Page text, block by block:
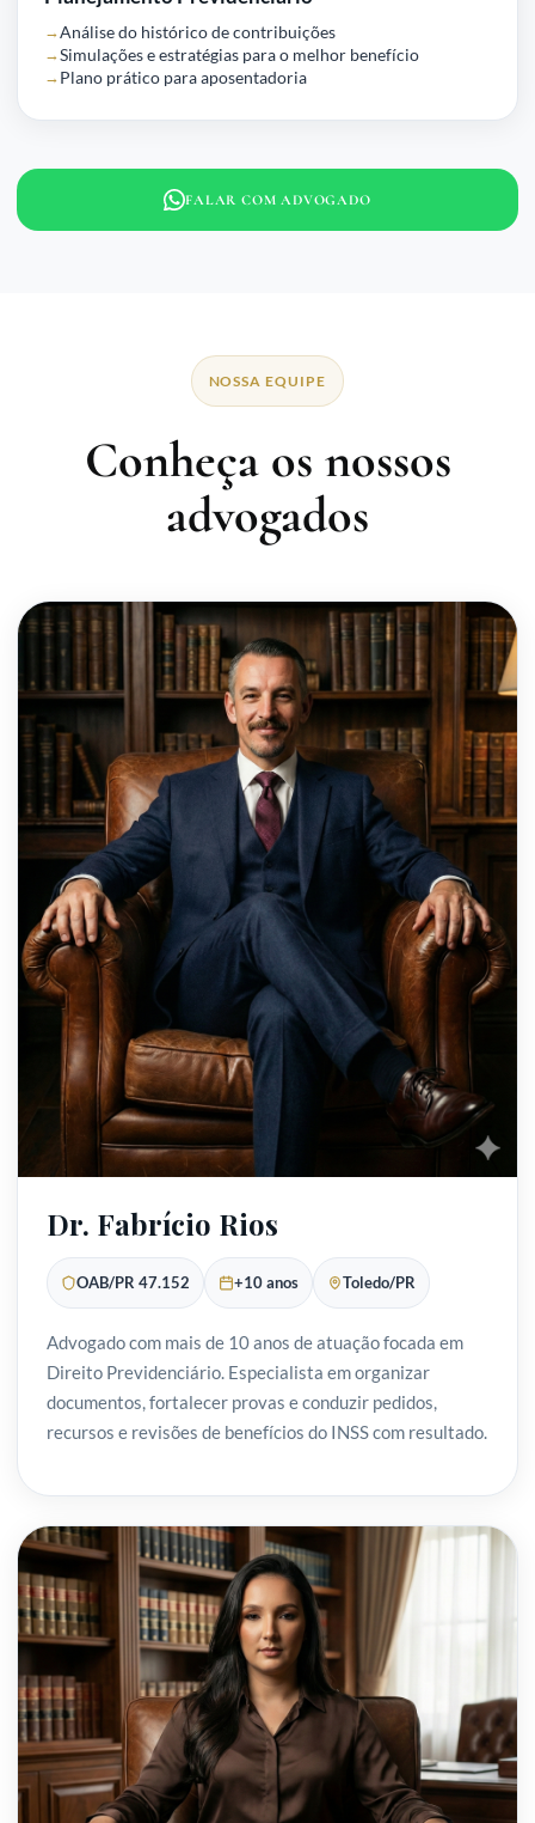
Análise do histórico de contribuições
Simulações e estratégias para o melhor benefício
Plano prático para aposentadoria
FALAR COM ADVOGADO
NOSSA EQUIPE
Conheça os nossos
advogados
Dr. Fabrício Rios
OAB/PR 47.152 +10 anos Toledo/PR
Advogado com mais de 10 anos de atuação focada em
Direito Previdenciário. Especialista em organizar
documentos, fortalecer provas e conduzir pedidos,
recursos e revisões de benefícios do INSS com resultado.